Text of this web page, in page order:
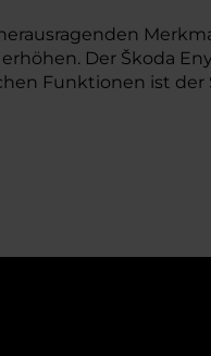
Der Škoda
Funktionen ist der